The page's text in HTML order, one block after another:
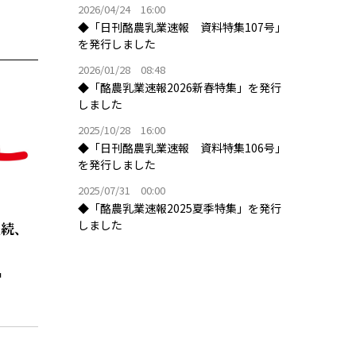
、
2026/04/24 16:00
◆「日刊酪農乳業速報 資料特集107号」
を発行しました
2026/01/28 08:48
◆「酪農乳業速報2026新春特集」を発行
しました
2025/10/28 16:00
◆「日刊酪農乳業速報 資料特集106号」
を発行しました
2025/07/31 00:00
◆「酪農乳業速報2025夏季特集」を発行
しました